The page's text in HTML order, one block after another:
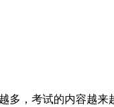
，考试的内容越